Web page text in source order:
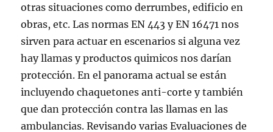
otras situaciones como derrumbes, edificio en
obras, etc. Las normas EN 443 y EN 16471 nos
sirven para actuar en escenarios si alguna vez
hay llamas y productos quimicos nos darían
protección. En el panorama actual se están
incluyendo chaquetones anti-corte y también
que dan protección contra las llamas en las
ambulancias. Revisando varias Evaluaciones de